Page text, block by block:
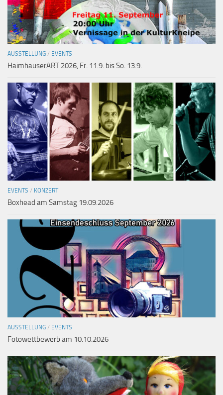
AUSSTELLUNG / EVENTS
HaimhauserART 2026, Fr. 11.9. bis So. 13.9.
EVENTS / KONZERT
Boxhead am Samstag 19.09.2026
AUSSTELLUNG / EVENTS
Fotowettbewerb am 10.10.2026